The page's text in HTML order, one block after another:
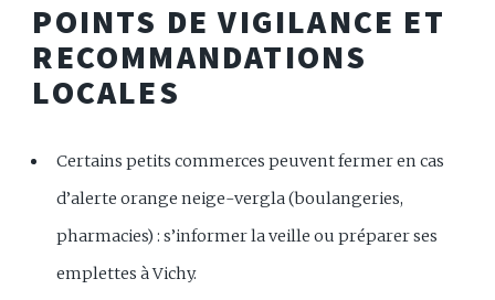
POINTS DE VIGILANCE ET
RECOMMANDATIONS
LOCALES
Certains petits commerces peuvent fermer en cas
d’alerte orange neige-vergla (boulangeries,
pharmacies) : s’informer la veille ou préparer ses
emplettes à Vichy.